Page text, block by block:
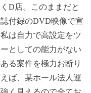
D店。このままだと
付録のDVD映像で宣
は自力で高設定をツ
としての能力がない
る案件を極力お断り
ば、某ホール法人運